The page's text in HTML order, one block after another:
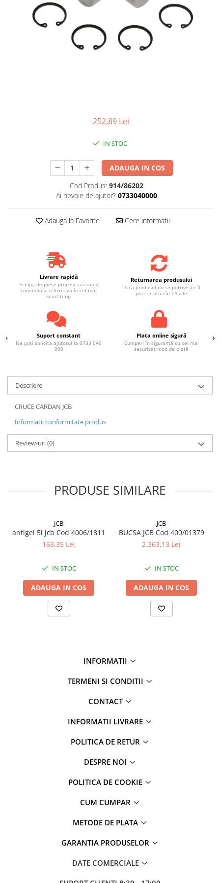
252,89 Lei
IN STOC
ADAUGA IN COS
Cod Produs: 914/86202
Ai nevoie de ajutor? 0733040000
Adauga la Favorite Cere informatii
Livrare rapidă
Echipa de piese procesează rapid
comanda și o livrează în cel mai
scurt timp
Returnarea produsului
Dacă produsul nu se potrivește îl
poți returna în 14 zile
Suport constant
Ne poți solicita ajutorul la 0733 040
000
Plata online sigură
Cumperi în siguranță cu cel mai
securizat mod de plată
Descriere
CRUCE CARDAN JCB
Informatii conformitate produs
Review-uri(0)
PRODUSE SIMILARE
JCB
antigel 5l jcb Cod 4006/1811
163,35 Lei
IN STOC
ADAUGA IN COS
JCB
BUCSA JCB Cod 400/01379
2.363,13 Lei
IN STOC
ADAUGA IN COS
INFORMATII
TERMENI SI CONDITII
CONTACT
INFORMATII LIVRARE
POLITICA DE RETUR
DESPRE NOI
POLITICA DE COOKIE
CUM CUMPAR
METODE DE PLATA
GARANTIA PRODUSELOR
DATE COMERCIALE